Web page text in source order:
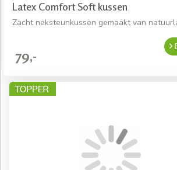
Latex Comfort Soft kussen
Zacht neksteunkussen gemaakt van
79,-